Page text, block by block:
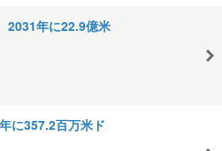
2031年に22.9億米
に357.2百万米ド